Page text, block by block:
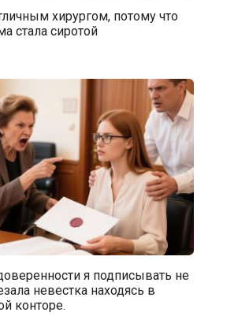
хирургом, потому что
стала сиротой
я подписывать не
невестка находясь в
конторе.